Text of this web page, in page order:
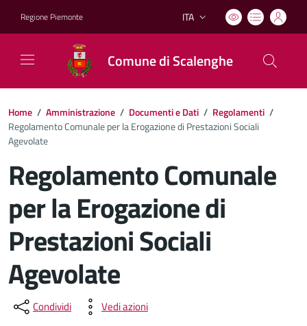
Regione Piemonte Lingua attiva:
ITA
Comune di Scalenghe
Home / Amministrazione / Documenti e Dati / Regolamenti /
Regolamento Comunale per la Erogazione di Prestazioni Sociali
Agevolate
Regolamento Comunale
per la Erogazione di
Prestazioni Sociali
Agevolate
Dettagli del documento
Condividi Vedi azioni